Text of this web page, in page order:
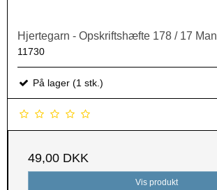
Hjertegarn - Opskriftshæfte 178 / 17 Man
11730
På lager (1 stk.)
49,00 DKK
Vis produkt